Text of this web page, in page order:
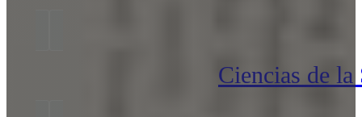
Ciencias de la